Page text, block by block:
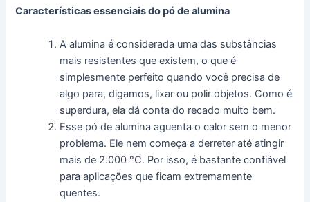
Características essenciais do pó de alumina
A alumina é considerada uma das substâncias
mais resistentes que existem, o que é
simplesmente perfeito quando você precisa de
algo para, digamos, lixar ou polir objetos. Como é
superdura, ela dá conta do recado muito bem.
Esse pó de alumina aguenta o calor sem o menor
problema. Ele nem começa a derreter até atingir
mais de 2.000 °C. Por isso, é bastante confiável
para aplicações que ficam extremamente
quentes.